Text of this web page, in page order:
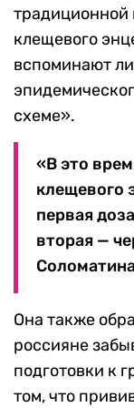
традиционной
клещевого
вспоминают
схеме».
«В это
клещевого
первая
вторая —
Она также
россияне
подготовки к
том, что